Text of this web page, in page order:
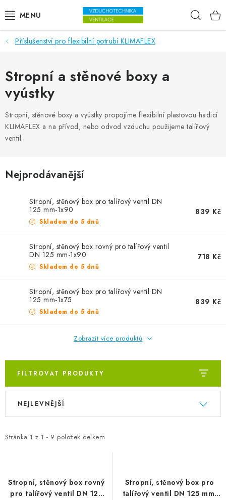
VENTILÁTORY
VZDUCHOTECHNIKA
REKUPERACE
TOPENÍ A CHLAZENÍ
FILTRY
ODVLHČOVAČE
ZVLHČOVAČE VZDUCHU PRŮMYSLOVÉ
NAHŘÍVACÍ POLŠTÁŘEK S LÁVOVÝM PÍSKEM
VÝPRODEJ
Reference a zkušenosti
Doprava a platba
Kontakty
Příslušenství pro flexibilní potrubí KLIMAFLEX
Stropní a stěnové boxy a
vyústky
Stropní, stěnové boxy a vyústky propojíme flexibilní plastovou hadicí
KLIMAFLEX a na přívod, nebo odvod vzduchu použijeme talířový
ventil.
Nejprodávanější
Stropní, stěnový box pro talířový ventil DN
125 mm-1x90
Skladem do 5 dnů
839 Kč
Stropní, stěnový box rovný pro talířový ventil
DN 125 mm-1x90
Skladem do 5 dnů
718 Kč
Stropní, stěnový box pro talířový ventil DN
125 mm-1x75
Skladem do 5 dnů
839 Kč
Zobrazit více produktů
FILTROVAT PRODUKTY
Výpis produktů
Stránka 1 z 1 - 9 položek celkem
Řazení produktů
NEJLEVNĚJŠÍ
Stropní, stěnový box rovný
pro talířový ventil DN 125
Stropní, stěnový box pro
talířový ventil DN 125 mm-